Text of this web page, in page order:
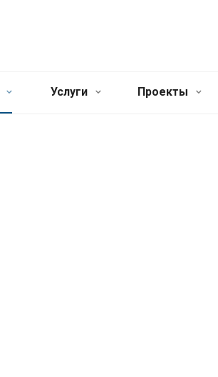
Услуги Проекты